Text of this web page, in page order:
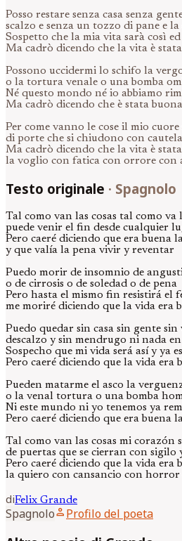
Posso restare senza casa senza
scalzo e senza un tozzo di pane e
Sospetto che la mia vita sarà così
Ma cadrò dicendo che la vita è
Possono uccidermi lo schifo la
o la tortura venale o una bomba
Né questo mondo né io abbiamo
Ma cadrò dicendo che è stata
Per come vanno le cose il mio cuore
di porte che si chiudono con
Ma cadrò dicendo che la vita è
la voglio con fatica con orrore con
Testo originale · Spagnolo
Tal como van las cosas tal como va
puede venir el fin desde cualquier
Pero caeré diciendo que era buena
y que valía la pena vivir y reventar
Puedo morir de insomnio de
o de cirrosis o de soledad o de pena
Pero hasta el mismo fin resistirá el
me moriré diciendo que la vida era
Puedo quedar sin casa sin gente sin
descalzo y sin mendrugo ni nada
Sospecho que mi vida será así y ya
Pero caeré diciendo que la vida era
Pueden matarme el asco la
o la venal tortura o una bomba
Ni este mundo ni yo tenemos ya
Pero caeré diciendo que era buena
Tal como van las cosas mi corazón
de puertas que se cierran con sigilo
Pero caeré diciendo que la vida era
la quiero con cansancio con
diFelix Grande
Spagnoloperson Profilo del poeta